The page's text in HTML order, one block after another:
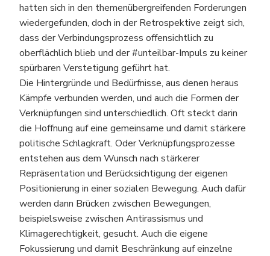
hatten sich in den themenübergreifenden Forderungen
wiedergefunden, doch in der Retrospektive zeigt sich,
dass der Verbindungsprozess offensichtlich zu
oberflächlich blieb und der #unteilbar-Impuls zu keiner
spürbaren Verstetigung geführt hat.
Die Hintergründe und Bedürfnisse, aus denen heraus
Kämpfe verbunden werden, und auch die Formen der
Verknüpfungen sind unterschiedlich. Oft steckt darin
die Hoffnung auf eine gemeinsame und damit stärkere
politische Schlagkraft. Oder Verknüpfungsprozesse
entstehen aus dem Wunsch nach stärkerer
Repräsentation und Berücksichtigung der eigenen
Positionierung in einer sozialen Bewegung. Auch dafür
werden dann Brücken zwischen Bewegungen,
beispielsweise zwischen Antirassismus und
Klimagerechtigkeit, gesucht. Auch die eigene
Fokussierung und damit Beschränkung auf einzelne